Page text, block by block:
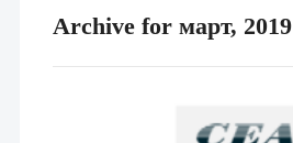
Archive for март, 2019